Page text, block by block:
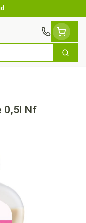
Zoek
0,5l Nf